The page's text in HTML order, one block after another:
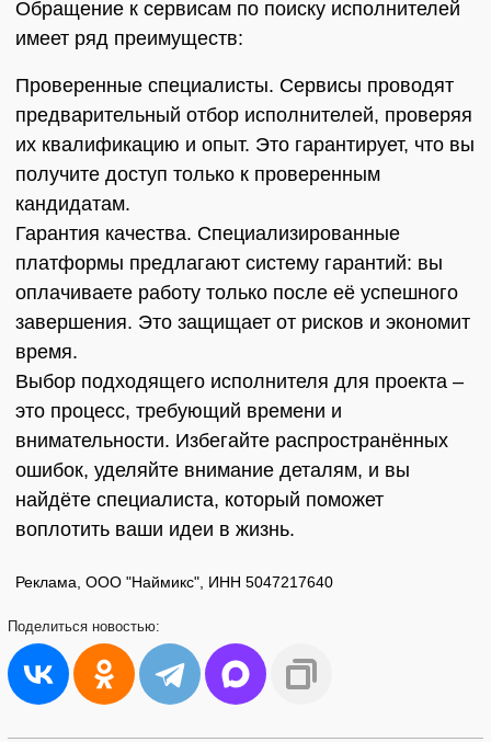
Обращение к сервисам по поиску исполнителей
имеет ряд преимуществ:
Проверенные специалисты. Сервисы проводят
предварительный отбор исполнителей, проверяя
их квалификацию и опыт. Это гарантирует, что вы
получите доступ только к проверенным
кандидатам.
Гарантия качества. Специализированные
платформы предлагают систему гарантий: вы
оплачиваете работу только после её успешного
завершения. Это защищает от рисков и экономит
время.
Выбор подходящего исполнителя для проекта –
это процесс, требующий времени и
внимательности. Избегайте распространённых
ошибок, уделяйте внимание деталям, и вы
найдёте специалиста, который поможет
воплотить ваши идеи в жизнь.
Реклама, ООО "Наймикс", ИНН 5047217640
Поделиться новостью: